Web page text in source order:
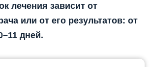
лечения зависит от
или от его результатов: от
дней.